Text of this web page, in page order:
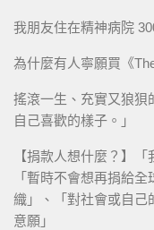
我朋友住在精神病院
為什麼有人寧願買《
搖滾一生、充實又狼狽
自己喜歡的樣子。」
【捐款人想什麼？】
「暫時不會想再捐給
織」、「對社會或自己
意願」